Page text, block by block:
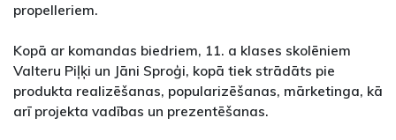
propelleriem.
Kopā ar komandas biedriem, 11. a klases skolēniem
Valteru Piļķi un Jāni Sproģi, kopā tiek strādāts pie
produkta realizēšanas, popularizēšanas, mārketinga, kā
arī projekta vadības un prezentēšanas.